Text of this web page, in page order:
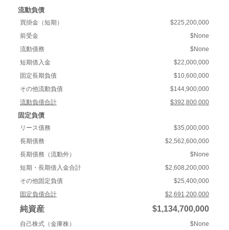
流動負債
買掛金（短期）
$225,200,000
前受金
$None
流動債務
$None
短期借入金
$22,000,000
固定長期負債
$10,600,000
その他流動負債
$144,900,000
流動負債合計
$392,800,000
固定負債
リース債務
$35,000,000
長期債務
$2,562,600,000
長期債務（流動外）
$None
短期・長期借入金合計
$2,608,200,000
その他固定負債
$25,400,000
固定負債合計
$2,691,200,000
純資産 $1,134,700,000
自己株式（金庫株）
$None